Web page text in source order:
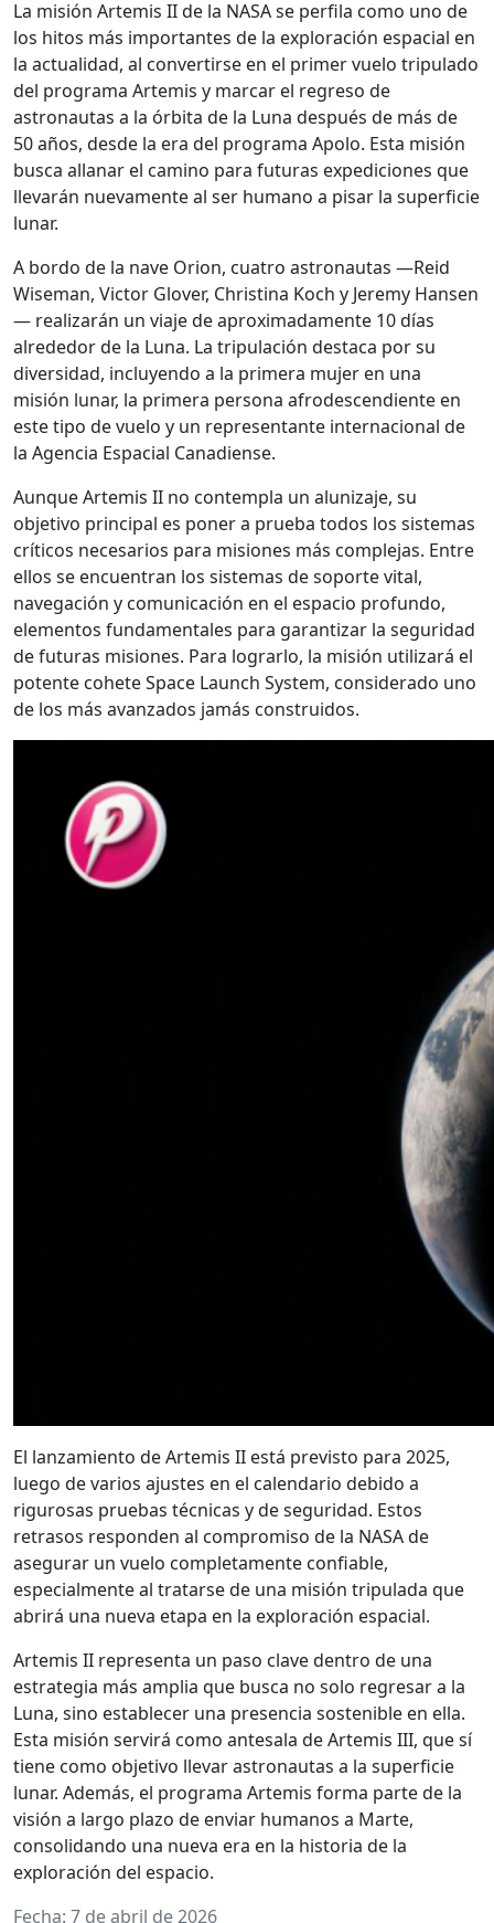
La misión Artemis II de la NASA se perfila como uno de
los hitos más importantes de la exploración espacial en
la actualidad, al convertirse en el primer vuelo tripulado
del programa Artemis y marcar el regreso de
astronautas a la órbita de la Luna después de más de
50 años, desde la era del programa Apolo. Esta misión
busca allanar el camino para futuras expediciones que
llevarán nuevamente al ser humano a pisar la superficie
lunar.
A bordo de la nave Orion, cuatro astronautas —Reid
Wiseman, Victor Glover, Christina Koch y Jeremy Hansen
— realizarán un viaje de aproximadamente 10 días
alrededor de la Luna. La tripulación destaca por su
diversidad, incluyendo a la primera mujer en una
misión lunar, la primera persona afrodescendiente en
este tipo de vuelo y un representante internacional de
la Agencia Espacial Canadiense.
Aunque Artemis II no contempla un alunizaje, su
objetivo principal es poner a prueba todos los sistemas
críticos necesarios para misiones más complejas. Entre
ellos se encuentran los sistemas de soporte vital,
navegación y comunicación en el espacio profundo,
elementos fundamentales para garantizar la seguridad
de futuras misiones. Para lograrlo, la misión utilizará el
potente cohete Space Launch System, considerado uno
de los más avanzados jamás construidos.
El lanzamiento de Artemis II está previsto para 2025,
luego de varios ajustes en el calendario debido a
rigurosas pruebas técnicas y de seguridad. Estos
retrasos responden al compromiso de la NASA de
asegurar un vuelo completamente confiable,
especialmente al tratarse de una misión tripulada que
abrirá una nueva etapa en la exploración espacial.
Artemis II representa un paso clave dentro de una
estrategia más amplia que busca no solo regresar a la
Luna, sino establecer una presencia sostenible en ella.
Esta misión servirá como antesala de Artemis III, que sí
tiene como objetivo llevar astronautas a la superficie
lunar. Además, el programa Artemis forma parte de la
visión a largo plazo de enviar humanos a Marte,
consolidando una nueva era en la historia de la
exploración del espacio.
Fecha: 7 de abril de 2026